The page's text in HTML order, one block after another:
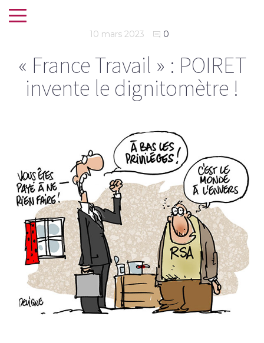
10 mars 2023 0
« France Travail » : POIRET
invente le dignitomètre !